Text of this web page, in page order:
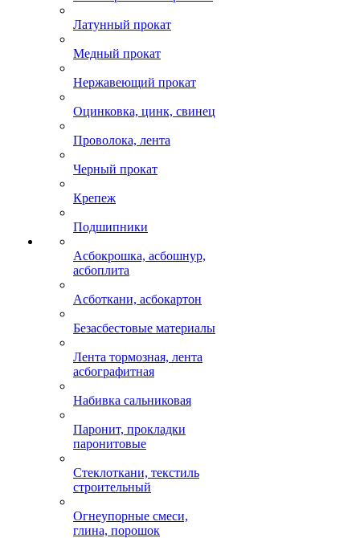
Латунный прокат
Медный прокат
Нержавеющий прокат
Оцинковка, цинк, свинец
Проволока, лента
Черный прокат
Крепеж
Подшипники
Асбокрошка, асбошнур,
асбоплита
Асботкани, асбокартон
Безасбестовые материалы
Лента тормозная, лента
асбографитная
Набивка сальниковая
Паронит, прокладки
паронитовые
Стеклоткани, текстиль
строительный
Огнеупорные смеси,
глина, порошок